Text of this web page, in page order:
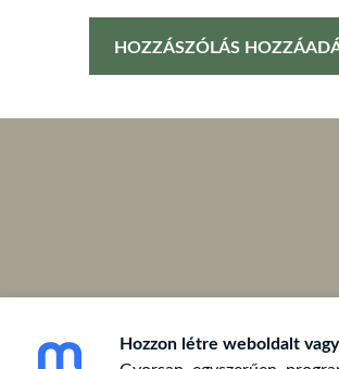
Hozzon létre weboldalt